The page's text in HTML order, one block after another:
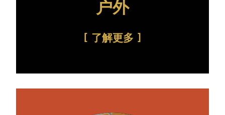
户外
了解更多